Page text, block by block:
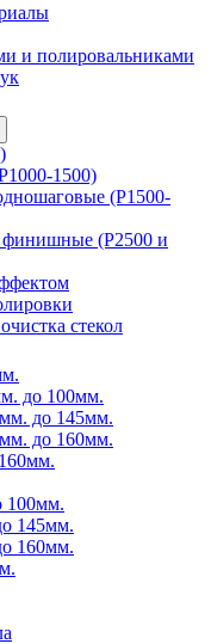
и полировальниками
1500)
(P1500-
(P2500 и
стекол
до 100мм.
до 145мм.
до 160мм.
100мм.
145мм.
160мм.